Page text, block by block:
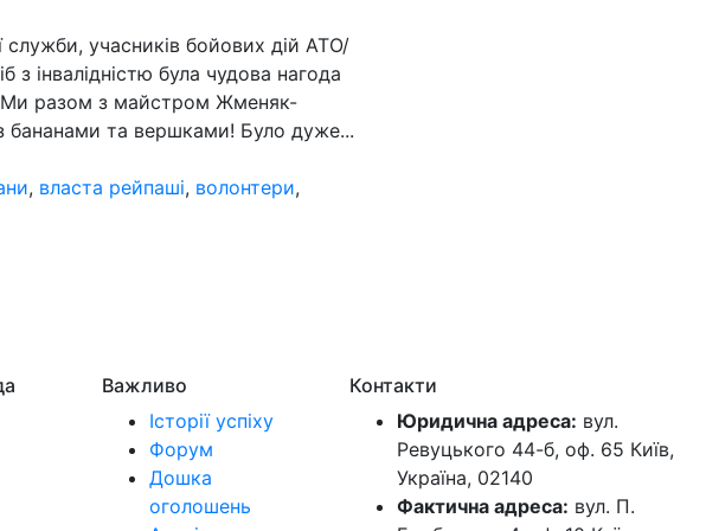
служби, учасників бойових дій АТО/
інвалідністю була чудова нагода
Ми разом з майстром Жменяк-
бананами та вершками! Було дуже...
, власта рейпаші, волонтери,
Важливо
Історії успіху
Форум
Дошка
оголошень
Контакти
Юридична адреса: вул.
Ревуцького 44-б, оф. 65 Київ,
Україна, 02140
Фактична адреса: вул. П.